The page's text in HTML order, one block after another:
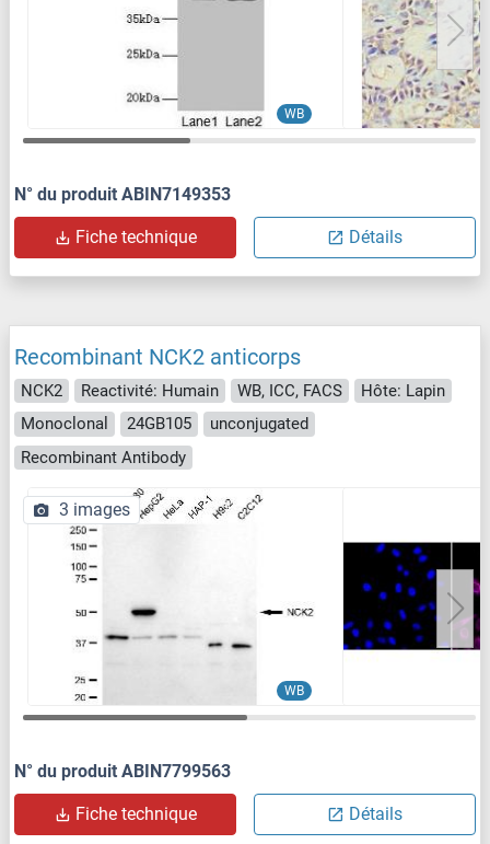
WB
N° du produit ABIN7149353
Fiche technique Détails
Recombinant NCK2 anticorps
NCK2 Reactivité: Humain WB, ICC, FACS
Hôte: Lapin
Monoclonal
24GB105
unconjugated
Recombinant Antibody
WB
3 images
N° du produit ABIN7799563
Fiche technique Détails